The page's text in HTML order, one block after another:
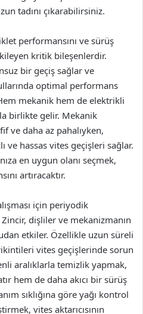
tadını çıkarabilirsiniz.
performansını ve sürüş
kritik bileşenlerdir.
bir geçiş sağlar ve
optimal performans
mekanik hem de elektrikli
birlikte gelir. Mekanik
ve daha az pahalıyken,
ve hassas vites geçişleri sağlar.
en uygun olanı seçmek,
artıracaktır.
için periyodik
Zincir, dişliler ve mekanizmanın
etkiler. Özellikle uzun süreli
vites geçişlerinde sorun
aralıklarla temizlik yapmak,
hem de daha akıcı bir sürüş
sıklığına göre yağı kontrol
vites aktarıcısının